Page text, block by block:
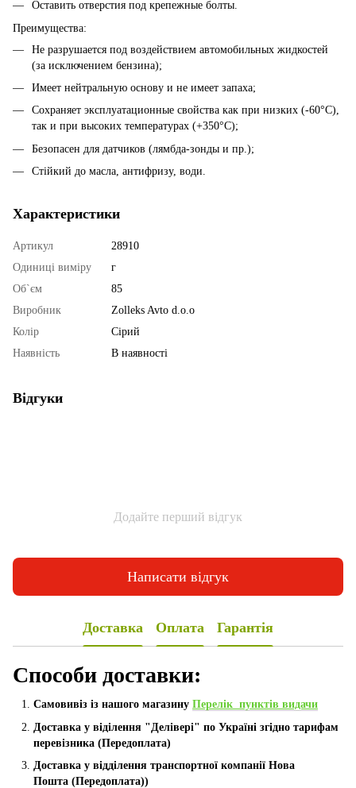
Оставить отверстия под крепежные болты.
Преимущества:
Не разрушается под воздействием автомобильных жидкостей
(за исключением бензина);
Имеет нейтральную основу и не имеет запаха;
Сохраняет эксплуатационные свойства как при низких (-60°C),
так и при высоких температурах (+350°C);
Безопасен для датчиков (лямбда-зонды и пр.);
Стійкий до масла, антифризу, води.
Характеристики
Артикул
28910
Одиниці виміру
г
Об`єм
85
Виробник
Zolleks Avto d.o.o
Колір
Сірий
Наявність
В наявності
Відгуки
Додайте перший відгук
Написати відгук
Доставка Оплата Гарантія
Способи доставки:
Самовивіз із нашого магазину Перелік пунктів видачи
Доставка у віділення "Делівері" по Україні згідно тарифам
перевізника (Передоплата)
Доставка у відділення транспортної компанії Нова
Пошта (Передоплата))